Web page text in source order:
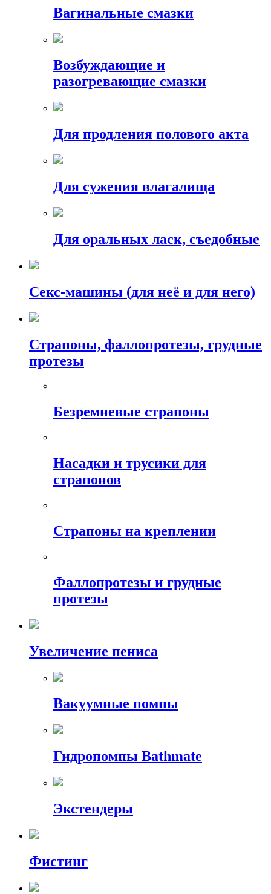
Вагинальные смазки
Возбуждающие и
разогревающие смазки
Для продления полового акта
Для сужения влагалища
Для оральных ласк, съедобные
Секс-машины (для неё и для него)
Страпоны, фаллопротезы, грудные
протезы
Безремневые страпоны
Насадки и трусики для
страпонов
Страпоны на креплении
Фаллопротезы и грудные
протезы
Увеличение пениса
Вакуумные помпы
Гидропомпы Bathmate
Экстендеры
Фистинг